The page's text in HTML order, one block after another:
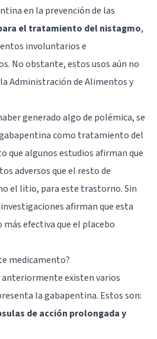
en la prevención de las
el tratamiento del nistagmo,
involuntarios e
No obstante, estos usos aún no
Administración de Alimentos y
generado algo de polémica, se
como tratamiento del
que algunos estudios afirman que
adversos que el resto de
el litio, para este trastorno. Sin
afirman que esta
efectiva que el placebo
medicamento?
anteriormente existen varios
la gabapentina. Estos son:
de acción prolongada y